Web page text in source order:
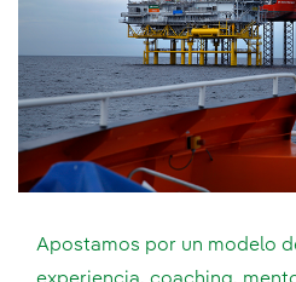
Apostamos por un modelo